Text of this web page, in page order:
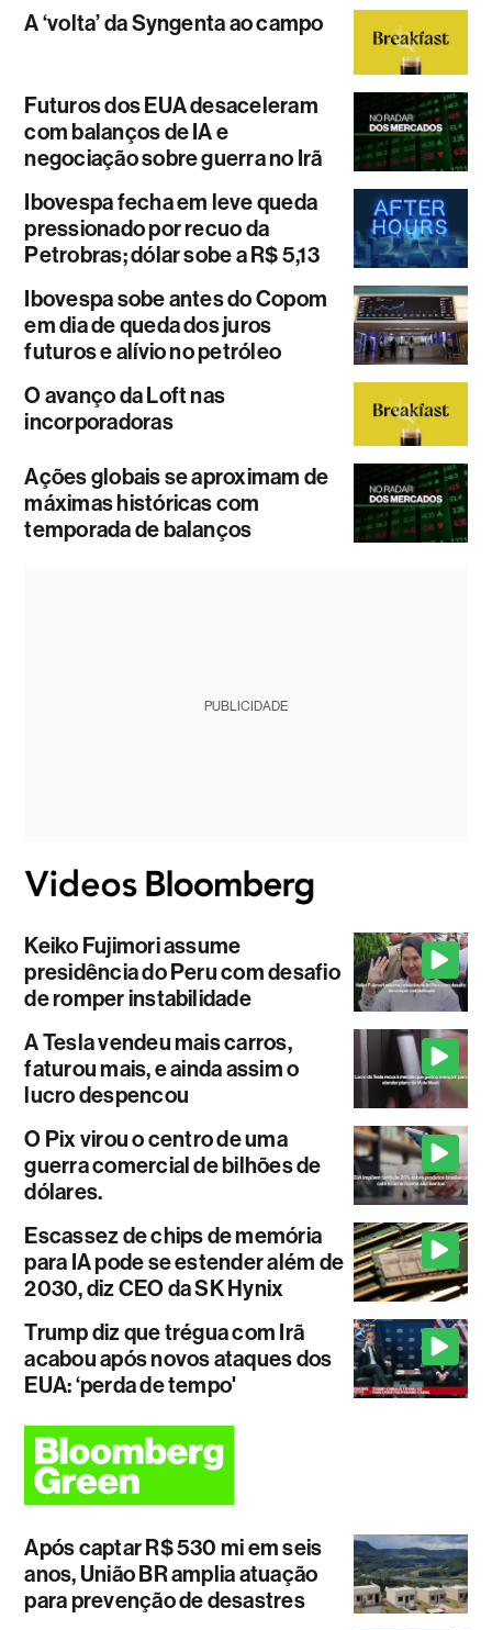
A ‘volta’ da Syngenta ao campo
Futuros dos EUA desaceleram
com balanços de IA e
negociação sobre guerra no Irã
Ibovespa fecha em leve queda
pressionado por recuo da
Petrobras; dólar sobe a R$ 5,13
Ibovespa sobe antes do Copom
em dia de queda dos juros
futuros e alívio no petróleo
O avanço da Loft nas
incorporadoras
Ações globais se aproximam de
máximas históricas com
temporada de balanços
PUBLICIDADE
Keiko Fujimori assume
presidência do Peru com desafio
de romper instabilidade
A Tesla vendeu mais carros,
faturou mais, e ainda assim o
lucro despencou
O Pix virou o centro de uma
guerra comercial de bilhões de
dólares.
Escassez de chips de memória
para IA pode se estender além de
2030, diz CEO da SK Hynix
Trump diz que trégua com Irã
acabou após novos ataques dos
EUA: ‘perda de tempo'
Após captar R$ 530 mi em seis
anos, União BR amplia atuação
para prevenção de desastres